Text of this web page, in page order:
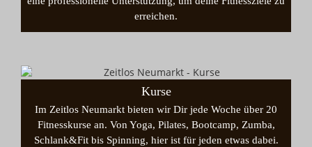
erreichen.
Kurse
Im Zeitlos Neumarkt bieten wir Dir jede Woche über 20
Fitnesskurse an. Von Yoga, Pilates, Bootcamp, Zumba,
Schlank&Fit bis Spinning, hier ist für jeden etwas dabei.